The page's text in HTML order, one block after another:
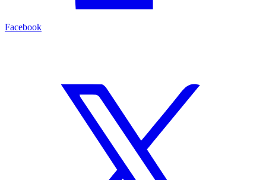
Facebook